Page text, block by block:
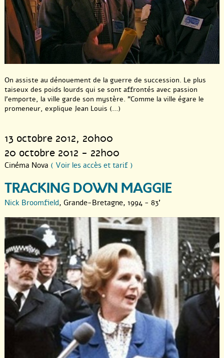
On assiste au dénouement de la guerre de succession. Le plus
taiseux des poids lourds qui se sont affrontés avec passion
l’emporte, la ville garde son mystère. "Comme la ville égare le
promeneur, explique Jean Louis (...)
13 octobre 2012, 20h00
20 octobre 2012 - 22h00
Cinéma Nova ( Voir les accès et tarif )
TRACKING DOWN MAGGIE
Nick Broomfield, Grande-Bretagne, 1994 - 83'